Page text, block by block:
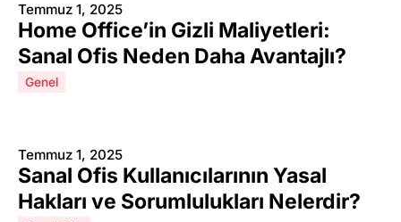
Temmuz 1, 2025
Home Office’in Gizli Maliyetleri:
Sanal Ofis Neden Daha Avantajlı?
Genel
Temmuz 1, 2025
Sanal Ofis Kullanıcılarının Yasal
Hakları ve Sorumlulukları Nelerdir?